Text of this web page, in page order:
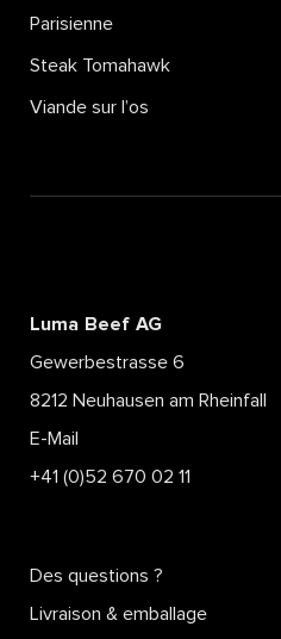
Parisienne
Steak Tomahawk
Viande sur l’os
Luma Beef AG
Gewerbestrasse 6
8212 Neuhausen am Rheinfall
E-Mail
+41 (0)52 670 02 11
Des questions ?
Livraison & emballage